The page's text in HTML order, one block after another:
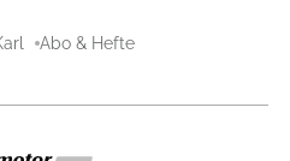
Abo & Hefte